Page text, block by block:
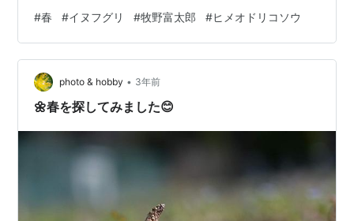
十字架を背負ったキリストに近寄り、その額をハンカチ
でぬぐった若い女性である。 しかし、イヌフグリという
名も、別に悪くはない。 事実、プクンと膨れたその実
は、犬のふぐりにそっくりだ。 牧野富太郎博士も、よく
ぞ名付けたものだ。
#春 #イヌフグリ #牧野富太郎 #ヒメオドリコソウ
photo & hobby • 3年前
🌼春を探してみました😊